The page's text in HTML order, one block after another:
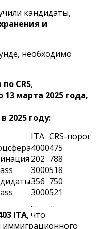
кандидаты,
и
необходимо
CRS,
13 марта 2025 года,
2025 году:
ITA CRS-порог
4000475
202 788
3000518
356 750
3000521
…
…
ITA, что
иммиграционного